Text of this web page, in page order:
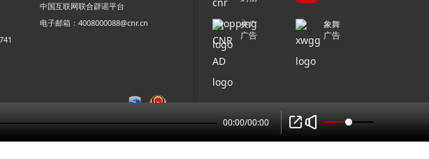
中国互联网联合辟谣平台
电子邮箱：4008000088@cnr.cn
央广
广告
象舞
广告
00:00/00:00